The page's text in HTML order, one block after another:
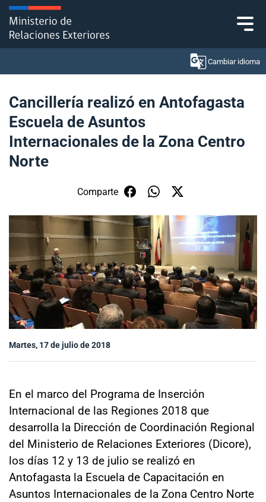
Click acá para ir directamente al contenido
Cambiar idioma
Ministerio
Política Exterior
Subsecretaría de Relaciones Económicas
Internacionales
Sala de prensa
modo claro
Cancillería realizó en Antofagasta
Escuela de Asuntos
Internacionales de la Zona Centro
Norte
Comparte
Martes, 17 de julio de 2018
En el marco del Programa de Inserción
Internacional de las Regiones 2018 que
desarrolla la Dirección de Coordinación Regional
del Ministerio de Relaciones Exteriores (Dicore),
los días 12 y 13 de julio se realizó en
Antofagasta la Escuela de Capacitación en
Asuntos Internacionales de la Zona Centro Norte